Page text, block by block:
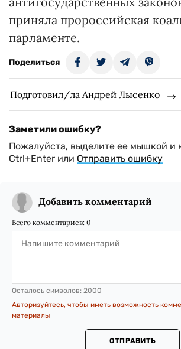
подписал пакет
антигосударственных
приняла пророссийская
парламенте.
Заметили ошибку?
Добавить комментарий
Всего комментариев:0
Осталось символов:
Авторизуйтесь, чтобы иметь возможность